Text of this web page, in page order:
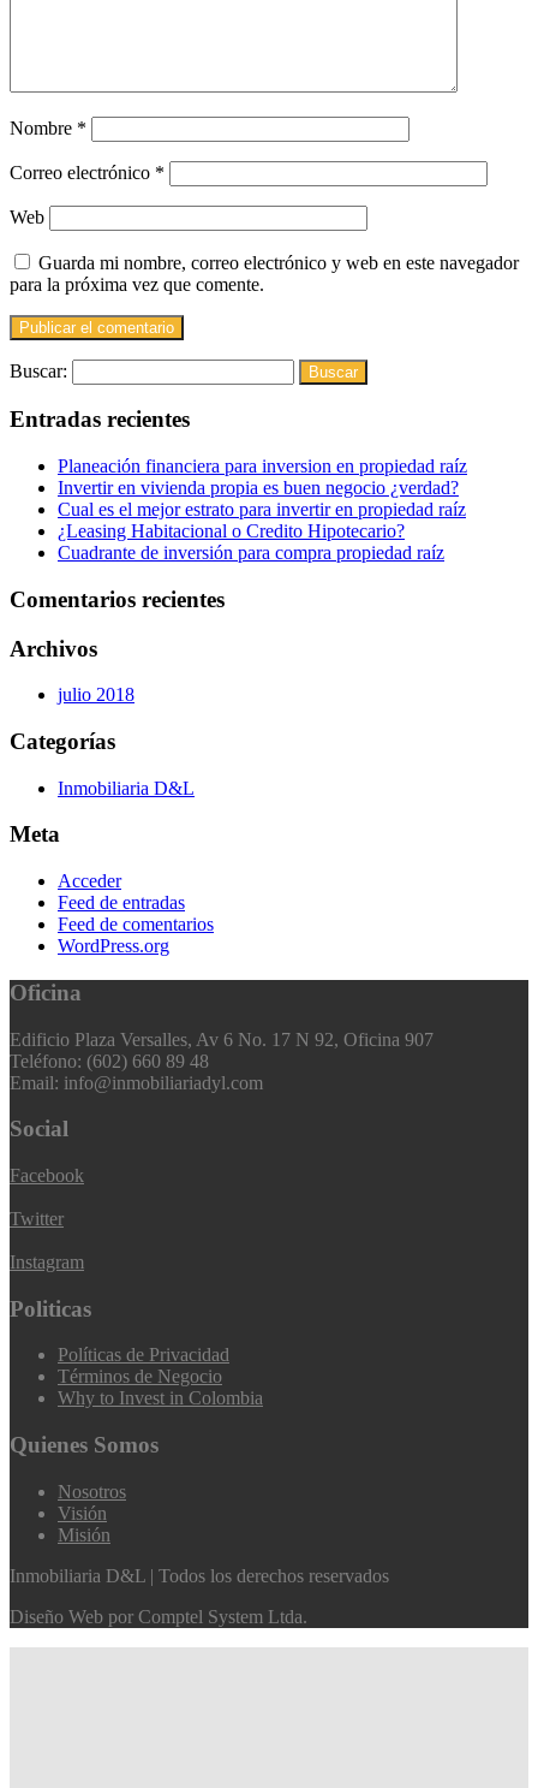
Nombre *
Correo electrónico *
Web
Guarda mi nombre, correo electrónico y web en este navegador
para la próxima vez que comente.
Buscar:
Entradas recientes
Planeación financiera para inversion en propiedad raíz
Invertir en vivienda propia es buen negocio ¿verdad?
Cual es el mejor estrato para invertir en propiedad raíz
¿Leasing Habitacional o Credito Hipotecario?
Cuadrante de inversión para compra propiedad raíz
Comentarios recientes
Archivos
julio 2018
Categorías
Inmobiliaria D&L
Meta
Acceder
Feed de entradas
Feed de comentarios
WordPress.org
Oficina
Edificio Plaza Versalles, Av 6 No. 17 N 92, Oficina 907
Teléfono: (602) 660 89 48
Email: info@inmobiliariadyl.com
Social
Facebook
Twitter
Instagram
Politicas
Políticas de Privacidad
Términos de Negocio
Why to Invest in Colombia
Quienes Somos
Nosotros
Visión
Misión
Inmobiliaria D&L | Todos los derechos reservados
Diseño Web por Comptel System Ltda.